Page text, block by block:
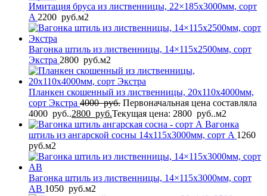
Имитация бруса из лиственницы, 22×185x3000мм, сорт
A 2200 руб.м2
Вагонка штиль из лиственницы, 14×115x2500мм, сорт
Экстра 2800 руб.м2
Планкен скошенный из лиственницы, 20x110x4000мм,
сорт Экстра 4000руб. Первоначальная цена составляла
4000 руб..2800 руб.Текущая цена: 2800 руб..м2
Вагонка
штиль из ангарской сосны 14x115x3000мм, сорт A 1260
руб.м2
Вагонка штиль из лиственницы, 14×115x3000мм, сорт
AB 1050 руб.м2